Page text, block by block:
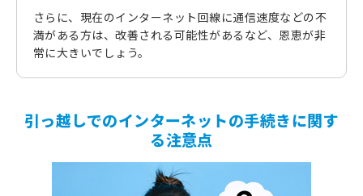
さらに、現在のインターネット回線に通信速度などの不
満がある方は、改善される可能性があるなど、恩恵が非
常に大きいでしょう。
引っ越しでのインターネットの手続きに関す
る注意点